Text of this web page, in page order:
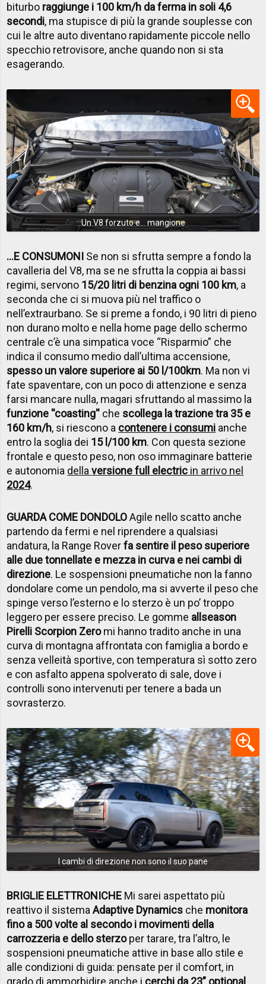
biturbo raggiunge i 100 km/h da ferma in soli 4,6
secondi, ma stupisce di più la grande souplesse con
cui le altre auto diventano rapidamente piccole nello
specchio retrovisore, anche quando non si sta
esagerando.
Un V8 forzuto e... mangione
...E CONSUMONI Se non si sfrutta sempre a fondo la
cavalleria del V8, ma se ne sfrutta la coppia ai bassi
regimi, servono 15/20 litri di benzina ogni 100 km, a
seconda che ci si muova più nel traffico o
nell’extraurbano. Se si preme a fondo, i 90 litri di pieno
non durano molto e nella home page dello schermo
centrale c’è una simpatica voce “Risparmio” che
indica il consumo medio dall’ultima accensione,
spesso un valore superiore ai 50 l/100km. Ma non vi
fate spaventare, con un poco di attenzione e senza
farsi mancare nulla, magari sfruttando al massimo la
funzione ''coasting'' che scollega la trazione tra 35 e
160 km/h, si riescono a contenere i consumi anche
entro la soglia dei 15 l/100 km. Con questa sezione
frontale e questo peso, non oso immaginare batterie
e autonomia dellaversione full electric in arrivo nel
2024.
GUARDA COME DONDOLOAgile nello scatto anche
partendo da fermi e nel riprendere a qualsiasi
andatura, la Range Roverfa sentire il peso superiore
alle due tonnellate e mezza in curva e nei cambi di
direzione. Le sospensioni pneumatiche non la fanno
dondolare come un pendolo, ma si avverte il peso che
spinge verso l’esterno e lo sterzo è un po’ troppo
leggero per essere preciso. Le gomme allseason
Pirelli Scorpion Zeromi hanno tradito anche in una
curva di montagna affrontata con famiglia a bordo e
senza velleità sportive, con temperatura sì sotto zero
e con asfalto appena spolverato di sale, dove i
controlli sono intervenuti per tenere a bada un
sovrasterzo.
I cambi di direzione non sono il suo pane
BRIGLIE ELETTRONICHE Mi sarei aspettato più
reattivo il sistemaAdaptive Dynamics che monitora
fino a 500 volte al secondo i movimenti della
carrozzeria e dello sterzoper tarare, tra l’altro, le
sospensioni pneumatiche attive in base allo stile e
alle condizioni di guida: pensate per il comfort, in
grado di ammorbidire anche i cerchi da 23” optional